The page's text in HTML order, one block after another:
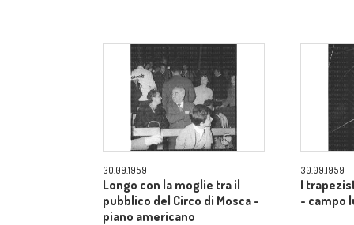
30.09.1959
Longo con la moglie tra il
pubblico del Circo di Mosca -
piano americano
30.09.1959
I
- campo